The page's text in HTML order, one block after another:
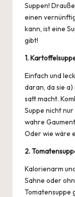
Suppen!
einen
kann, ist eine
gibt!
1.
Einfach und
daran, da sie
satt macht.
Suppe nicht
wahre
Oder wie wäre
2.
Kalorienarm
Sahne oder
Tomatensuppe